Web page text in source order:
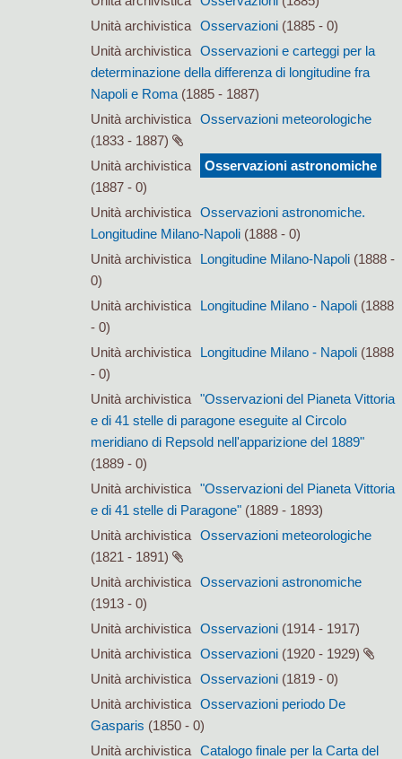
Unità archivistica Osservazioni(1885 - 0)
Unità archivistica Osservazioni e carteggi per la
determinazione della differenza di longitudine fra
Napoli e Roma(1885 - 1887)
Unità archivistica Osservazioni meteorologiche
(1833 - 1887)
Unità archivistica
Osservazioni astronomiche
(1887 - 0)
Unità archivistica Osservazioni astronomiche.
Longitudine Milano-Napoli(1888 - 0)
Unità archivistica
Longitudine Milano-Napoli(1888 -
0)
Unità archivistica
Longitudine Milano - Napoli(1888
- 0)
Unità archivistica
Longitudine Milano - Napoli(1888
- 0)
Unità archivistica "Osservazioni del Pianeta Vittoria
e di 41 stelle di paragone eseguite al Circolo
meridiano di Repsold nell'apparizione del 1889"
(1889 - 0)
Unità archivistica "Osservazioni del Pianeta Vittoria
e di 41 stelle di Paragone"(1889 - 1893)
Unità archivistica Osservazioni meteorologiche
(1821 - 1891)
Unità archivistica Osservazioni astronomiche
(1913 - 0)
Unità archivistica Osservazioni(1914 - 1917)
Unità archivistica Osservazioni(1920 - 1929)
Unità archivistica Osservazioni(1819 - 0)
Unità archivistica Osservazioni periodo De
Gasparis (1850 - 0)
Unità archivistica Catalogo finale per la Carta del